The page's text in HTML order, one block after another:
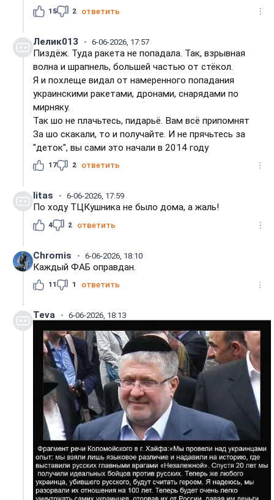
15 2 ответить
Лелик013 6-06-2026, 17:57
Пиздёж. Туда ракета не попадала. Так, взрывная
волна и шрапнель, большей частью от стёкол.
Я и похлеще видал от намеренного попадания
украинскими ракетами, дронами, снарядами по
мирняку.
Так шо не плачьтесь, пидарьё. Вам всё припомнят
За шо скакали, то и получайте. И не прячьтесь за
"деток", вы сами это начали в 2014 году
17 2 ответить
litas 6-06-2026, 17:59
По ходу ТЦКушника не было дома, а жаль!
4 2 ответить
Chromis 6-06-2026, 18:10
Каждый ФАБ оправдан.
11 1 ответить
Teva 6-06-2026, 18:13